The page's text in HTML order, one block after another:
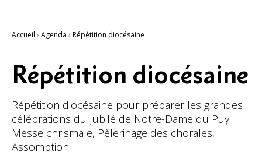
Accueil › Agenda › Répétition diocésaine
Répétition diocésaine
Répétition diocésaine pour préparer les grandes
célébrations du Jubilé de Notre-Dame du Puy :
Messe chrismale, Pèlerinage des chorales,
Assomption.